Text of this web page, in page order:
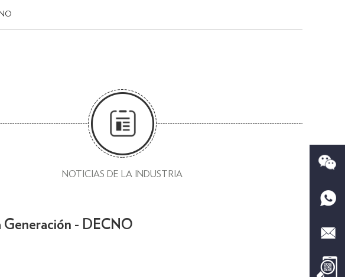
NOTICIAS DE LA INDUSTRIA
Generación - DECNO